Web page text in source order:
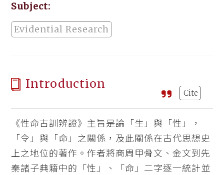
Subject:
Evidential Research
Introduction
Cite
《性命古訓辨證》主旨是論「生」與「性」，
「令」與「命」之關係，及此關係在古代思想史
上之地位的著作。作者將商周甲骨文、金文到先
秦諸子典籍中的「性」、「命」二字逐一統計並